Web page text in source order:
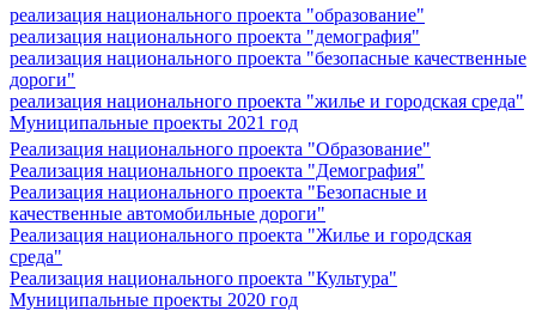
реализация национального проекта "образование"
реализация национального проекта "демография"
реализация национального проекта "безопасные качественные
дороги"
реализация национального проекта "жилье и городская среда"
Муниципальные проекты 2021 год
Реализация национального проекта "Образование"
Реализация национального проекта "Демография"
Реализация национального проекта "Безопасные и
качественные автомобильные дороги"
Реализация национального проекта "Жилье и городская
среда"
Реализация национального проекта "Культура"
Муниципальные проекты 2020 год